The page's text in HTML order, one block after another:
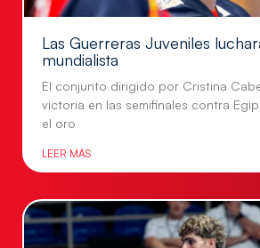
Las Guerreras Juveniles
mundialista
El conjunto dirigido por Cristina
victoria en las semifinales contra
el oro
LEER MÁS